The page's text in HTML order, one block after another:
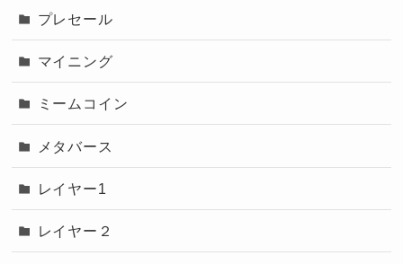
プレセール
マイニング
ミームコイン
メタバース
レイヤー1
レイヤー２